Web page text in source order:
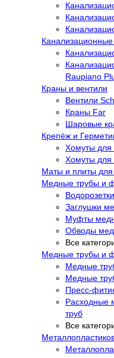
Raupiano
Краны и вентили
Вентили
Краны Far
Шаровые
Крепёж и
Хомуты для
Хомуты для
Маты и плиты для
Медные трубы и
Заглушки
Муфты
Обводы
Все
Медные трубы и
Медные
Медные
Пресс-
Расходные
труб
Все